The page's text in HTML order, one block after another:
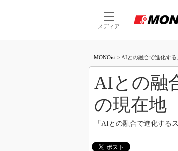
メディア
MONOist > AIとの融合で進化す
AIとの融
の現在地
「AIとの融合で進化する